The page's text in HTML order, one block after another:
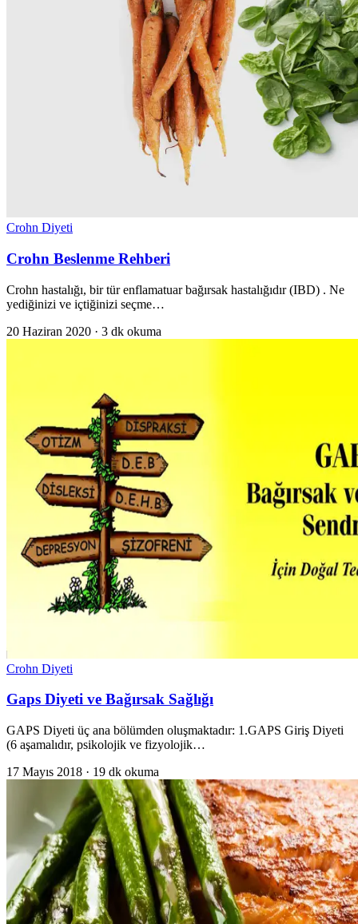
Crohn Diyeti
Crohn Beslenme Rehberi
Crohn hastalığı, bir tür enflamatuar bağırsak hastalığıdır (IBD) . Ne
yediğinizi ve içtiğinizi seçme…
20 Haziran 2020 · 3 dk okuma
Crohn Diyeti
Gaps Diyeti ve Bağırsak Sağlığı
GAPS Diyeti üç ana bölümden oluşmaktadır: 1.GAPS Giriş Diyeti
(6 aşamalıdır, psikolojik ve fizyolojik…
17 Mayıs 2018 · 19 dk okuma